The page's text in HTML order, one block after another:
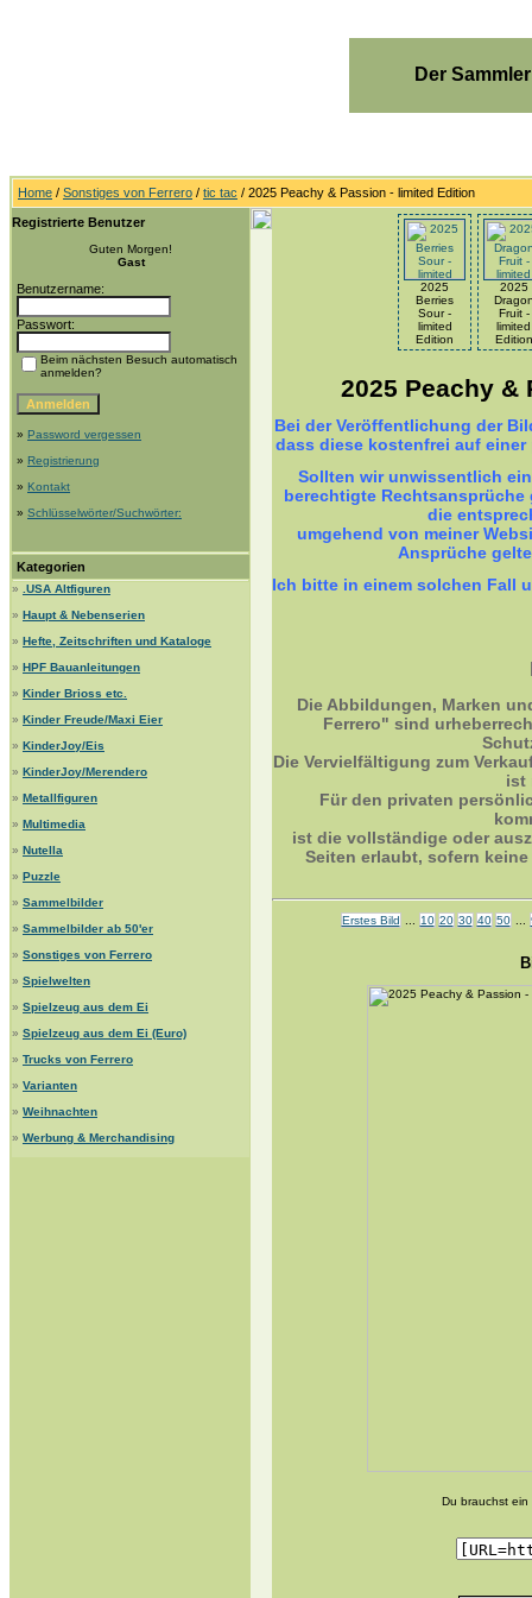
Der
Home / Sonstiges von Ferrero / tic tac / 2025 Peachy & Passion - limited Edition
Registrierte Benutzer
Guten Morgen!
Gast
Benutzername:
Passwort:
Beim nächsten Besuch automatisch
anmelden?
» Password vergessen
» Registrierung
» Kontakt
» Schlüsselwörter/Suchwörter:
Kategorien
»
.USA Altfiguren
» Haupt & Nebenserien
» Hefte, Zeitschriften und Kataloge
» HPF Bauanleitungen
» Kinder Brioss etc.
» Kinder Freude/Maxi Eier
» KinderJoy/Eis
» KinderJoy/Merendero
» Metallfiguren
» Multimedia
» Nutella
» Puzzle
» Sammelbilder
» Sammelbilder ab 50'er
» Sonstiges von Ferrero
» Spielwelten
» Spielzeug aus dem Ei
» Spielzeug aus dem Ei (Euro)
» Trucks von Ferrero
» Varianten
» Weihnachten
» Werbung & Merchandising
2025
Berries
Sour -
limited
Edition
2025
Fruit -
limited
Edition
2025 Peachy
Bei der Veröffentlichung der
dass diese kostenfrei auf
Sollten wir unwissentlich
berechtigte
die
umgehend von meiner
Ansprüche
Ich bitte in einem solchen Fall
Die Abbildungen, Marken
Ferrero" sind
Die Vervielfältigung zum
ist
Für den privaten
ist die vollständige oder
Seiten erlaubt, sofern
Erstes Bild 10 20 30 40 50
Du brauchst ein